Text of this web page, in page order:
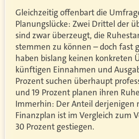
Gleichzeitig offenbart die
Planungslücke: Zwei Drittel der
sind zwar überzeugt, die
stemmen zu können – doch fast
haben bislang keinen konkreten
künftigen Einnahmen und
Prozent suchen überhaupt
und 19 Prozent planen ihren
Immerhin: Der Anteil derjenigen
Finanzplan ist im Vergleich zum
30 Prozent gestiegen.